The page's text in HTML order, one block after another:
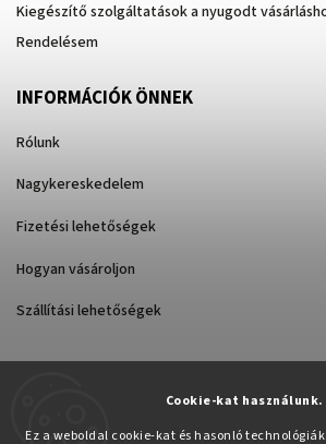
Cookie-kat használunk.
Ez a weboldal cookie-kat és hasonló
Kiegészítő szolgáltatások a nyugodt
Rendelésem
INFORMÁCIÓK ÖNNEK
Rólunk
Nagykereskedelem
Fizetési lehetőségek
Hogyan vásároljon
Szállítási lehetőségek